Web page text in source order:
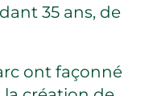
35 ans, de
ont façonné